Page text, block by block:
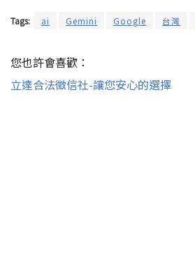
Tags: ai Gemini Google 台灣
您也許會喜歡：
立達合法徵信社-讓您安心的選擇